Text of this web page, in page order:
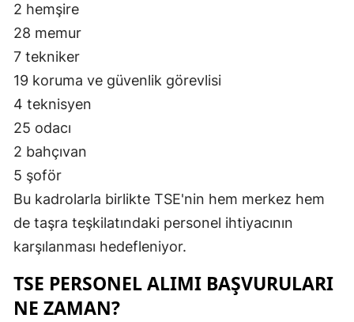
2 hemşire
28 memur
7 tekniker
19 koruma ve güvenlik görevlisi
4 teknisyen
25 odacı
2 bahçıvan
5 şoför
Bu kadrolarla birlikte TSE'nin hem merkez hem
de taşra teşkilatındaki personel ihtiyacının
karşılanması hedefleniyor.
TSE PERSONEL ALIMI BAŞVURULARI
NE ZAMAN?